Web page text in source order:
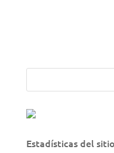
Estadísticas del sitio